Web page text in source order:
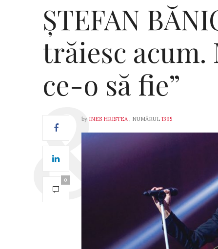
ȘTEFAN
trăiesc acum.
ce-o să fie”
0
by INES HRISTEA , NUMĂRUL 1395